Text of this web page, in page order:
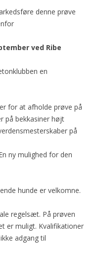
denne prøve
ved Ribe
en
for at afholde prøve på
på bekkasiner højt
på
ny mulighed for den
hunde er velkomne.
regelsæt. På prøven
er muligt. Kvalifikationer
adgang til